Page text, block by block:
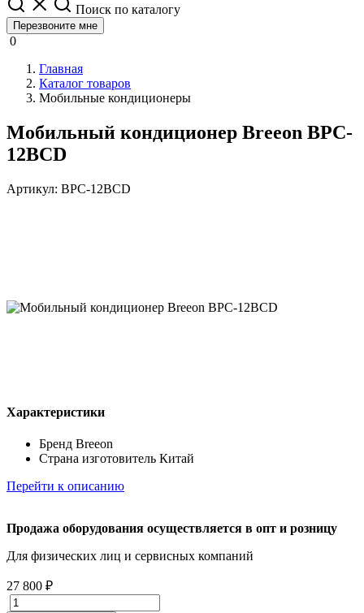
Поиск по каталогу
Перезвоните мне
0
Главная
Каталог товаров
Мобильные кондиционеры
Мобильный кондиционер Breeon BPC-
12BCD
Артикул: BPC-12BCD
Характеристики
Бренд Breeon
Страна изготовитель Китай
Перейти к описанию
Продажа оборудования осуществляется в опт и розницу
Для физических лиц и cервисных компаний
27 800 ₽